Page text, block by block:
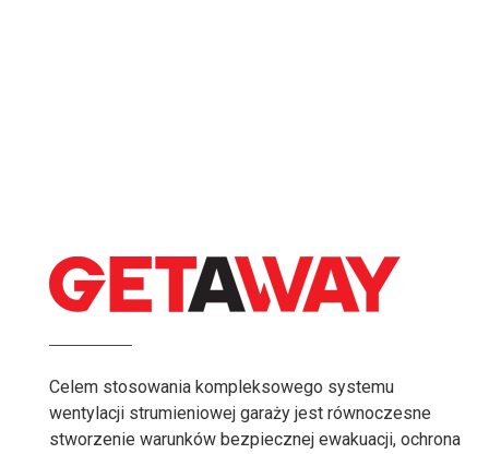
Celem stosowania kompleksowego systemu
wentylacji strumieniowej garaży jest równoczesne
stworzenie warunków bezpiecznej ewakuacji, ochrona